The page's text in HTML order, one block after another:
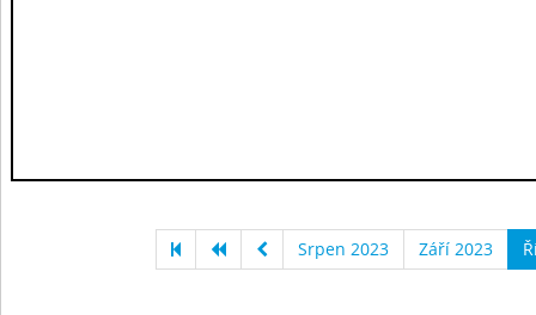
Srpen 2023 Září 2023